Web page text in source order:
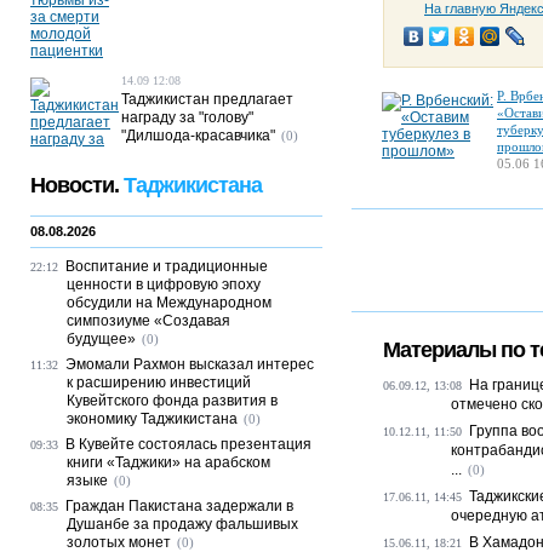
На главную
Р.
05.06
Материалы по
06.09.12, 13:08
На
отмечено
10.12.11, 11:50
Группа
... (0)
17.06.11, 14:45
очередную
15.06.11, 18:21
В
14.09 12:08
Таджикистан предлагает
награду за "голову"
"Дилшода-красавчика" (0)
Новости. Таджикистана
08.08.2026
22:12
Воспитание и традиционные
ценности в цифровую эпоху
обсудили на Международном
симпозиуме «Создавая
будущее» (0)
11:32 Эмомали Рахмон высказал интерес
к расширению инвестиций
Кувейтского фонда развития в
экономику Таджикистана (0)
09:33
В Кувейте состоялась презентация
книги «Таджики» на арабском
языке (0)
08:35
Граждан Пакистана задержали в
Душанбе за продажу фальшивых
золотых монет (0)